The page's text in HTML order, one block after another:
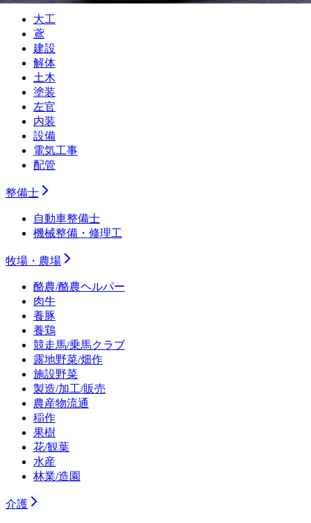
大工
鳶
建設
解体
土木
塗装
左官
内装
設備
電気工事
配管
整備士
自動車整備士
機械整備・修理工
牧場・農場
酪農/酪農ヘルパー
肉牛
養豚
養鶏
競走馬/乗馬クラブ
露地野菜/畑作
施設野菜
製造/加工/販売
農産物流通
稲作
果樹
花/観葉
水産
林業/造園
介護